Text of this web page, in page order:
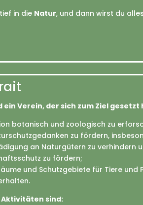
in die Natur, und dann wirst du
ein Verein, der sich zum Ziel gesetzt
botanisch und zoologisch zu
zu fördern,
an Naturgütern zu verhindern
zu fördern;
und Schutzgebiete für Tiere und
Aktivitäten sind: